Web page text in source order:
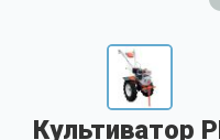
Культиватор